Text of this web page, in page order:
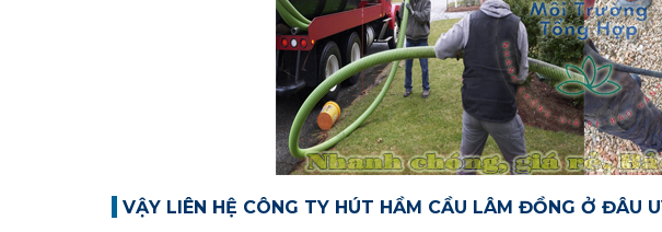
VẬY LIÊN HỆ CÔNG TY HÚT HẦM CẦU LÂM ĐỒNG Ở ĐÂU